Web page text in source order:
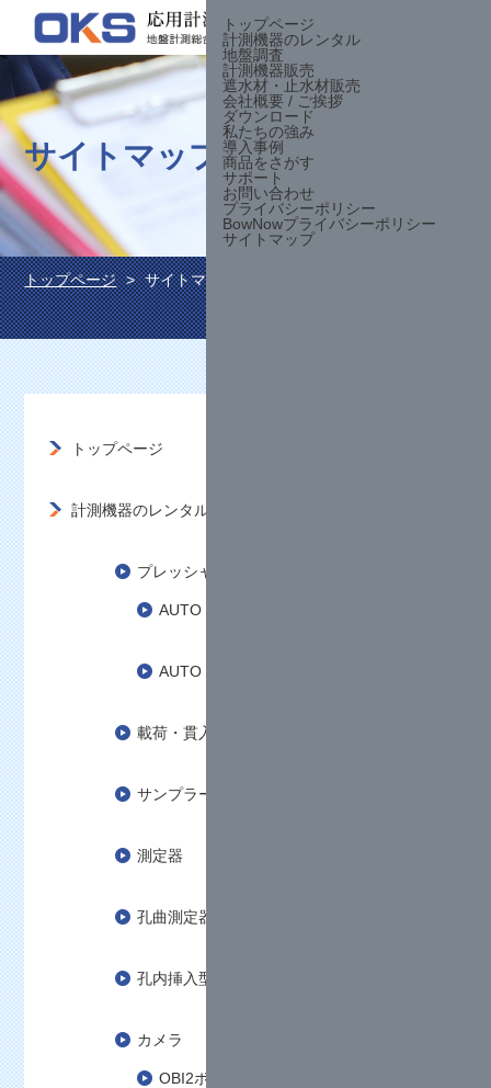
トップページ
計測機器のレンタル
地盤調査
計測機器販売
遮水材・止水材販売
会社概要 / ご挨拶
ダウンロード
私たちの強み
導入事例
商品をさがす
サポート
お問い合わせ
プライバシーポリシー
BowNowプライバシーポリシー
サイトマップ
サイトマップ
トップページ サイトマップ
トップページ
計測機器のレンタル
プレッシャーメータ試験装置
AUTO LLT2
AUTO LLT3
載荷・貫入試験装置
サンプラー
測定器
孔曲測定器
孔内挿入型傾斜計
カメラ
OBI2ボアホールカメラ